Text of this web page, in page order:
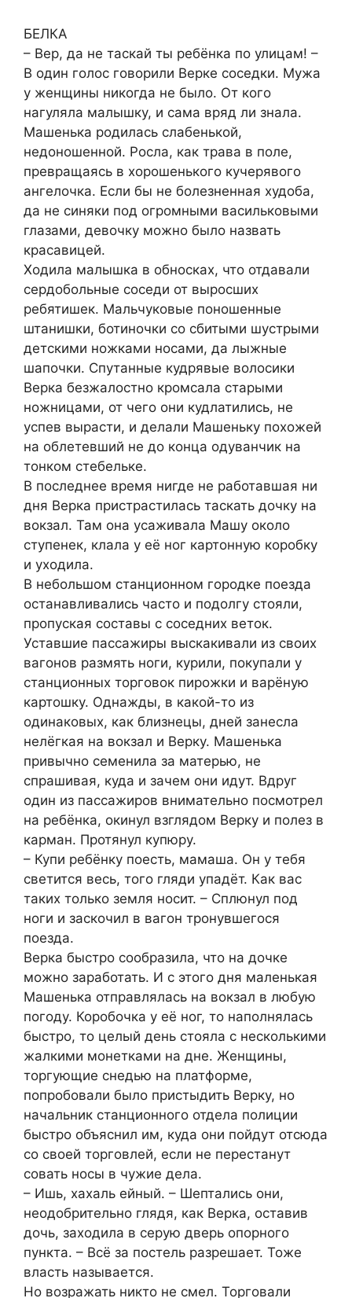
БЕЛКА
– Вер, да не таскай ты ребёнка по улицам! –
В один голос говорили Верке соседки. Мужа
у женщины никогда не было. От кого
нагуляла малышку, и сама вряд ли знала.
Машенька родилась слабенькой,
недоношенной. Росла, как трава в поле,
превращаясь в хорошенького кучерявого
ангелочка. Если бы не болезненная худоба,
да не синяки под огромными васильковыми
глазами, девочку можно было назвать
красавицей.
Ходила малышка в обносках, что отдавали
сердобольные соседи от выросших
ребятишек. Мальчуковые поношенные
штанишки, ботиночки со сбитыми шустрыми
детскими ножками носами, да лыжные
шапочки. Спутанные кудрявые волосики
Верка безжалостно кромсала старыми
ножницами, от чего они кудлатились, не
успев вырасти, и делали Машеньку похожей
на облетевший не до конца одуванчик на
тонком стебельке.
В последнее время нигде не работавшая ни
дня Верка пристрастилась таскать дочку на
вокзал. Там она усаживала Машу около
ступенек, клала у её ног картонную коробку
и уходила.
В небольшом станционном городке поезда
останавливались часто и подолгу стояли,
пропуская составы с соседних веток.
Уставшие пассажиры выскакивали из своих
вагонов размять ноги, курили, покупали у
станционных торговок пирожки и варёную
картошку. Однажды, в какой-то из
одинаковых, как близнецы, дней занесла
нелёгкая на вокзал и Верку. Машенька
привычно семенила за матерью, не
спрашивая, куда и зачем они идут. Вдруг
один из пассажиров внимательно посмотрел
на ребёнка, окинул взглядом Верку и полез в
карман. Протянул купюру.
– Купи ребёнку поесть, мамаша. Он у тебя
светится весь, того гляди упадёт. Как вас
таких только земля носит. – Сплюнул под
ноги и заскочил в вагон тронувшегося
поезда.
Верка быстро сообразила, что на дочке
можно заработать. И с этого дня маленькая
Машенька отправлялась на вокзал в любую
погоду. Коробочка у её ног, то наполнялась
быстро, то целый день стояла с несколькими
жалкими монетками на дне. Женщины,
торгующие снедью на платформе,
попробовали было пристыдить Верку, но
начальник станционного отдела полиции
быстро объяснил им, куда они пойдут отсюда
со своей торговлей, если не перестанут
совать носы в чужие дела.
– Ишь, хахаль ейный. – Шептались они,
неодобрительно глядя, как Верка, оставив
дочь, заходила в серую дверь опорного
пункта. – Всё за постель разрешает. Тоже
власть называется.
Но возражать никто не смел. Торговали